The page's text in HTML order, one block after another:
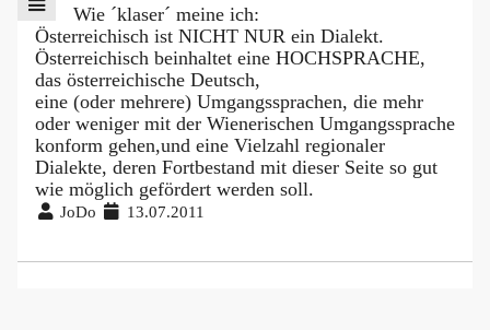
Wie ´klaser´ meine ich:
Österreichisch ist NICHT NUR ein Dialekt.
Österreichisch beinhaltet eine HOCHSPRACHE,
das österreichische Deutsch,
eine (oder mehrere) Umgangssprachen, die mehr
oder weniger mit der Wienerischen Umgangssprache
konform gehen,und eine Vielzahl regionaler
Dialekte, deren Fortbestand mit dieser Seite so gut
wie möglich gefördert werden soll.
JoDo 13.07.2011